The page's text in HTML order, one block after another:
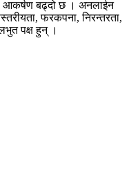
आकर्षण बढ्दो छ । अनलाईन
फरकपना, निरन्तरता,
पक्ष हुन् ।